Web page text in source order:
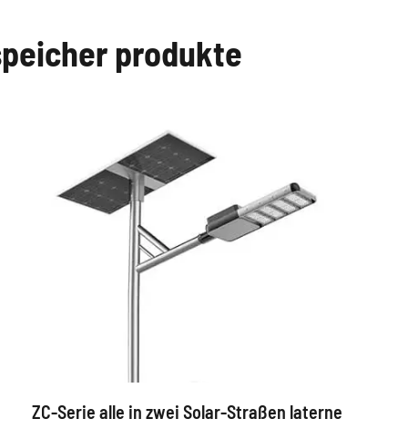
produkte
ZC-Serie alle in zwei Solar-Straßen laterne